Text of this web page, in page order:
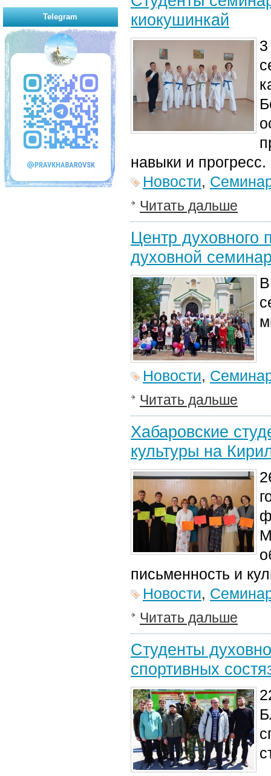
киокушинкай
навыки и прогресс.
Новости,
Читать дальше
Центр духовного
духовной
Новости,
Читать дальше
Хабаровские
культуры на
письменность и
Новости,
Читать дальше
Студенты
спортивных
Telegram